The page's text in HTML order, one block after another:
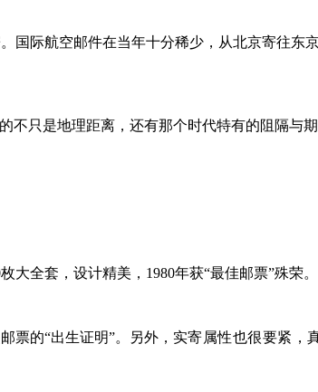
国际航空邮件在当年十分稀少，从北京寄往
不只是地理距离，还有那个时代特有的阻隔与
全套，设计精美，1980年获“最佳邮票”殊荣。
票的“出生证明”。另外， 实寄属性也很要紧，